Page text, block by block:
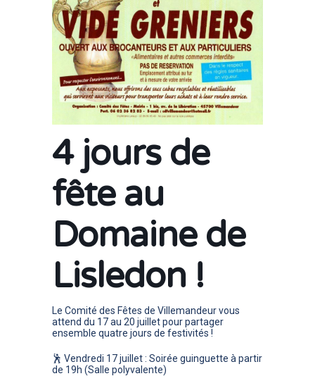
4 jours de
fête au
Domaine de
Lisledon !
Le Comité des Fêtes de Villemandeur vous
attend du 17 au 20 juillet pour partager
ensemble quatre jours de festivités !
🕺 Vendredi 17 juillet: Soirée guinguette à partir
de 19h (Salle polyvalente)